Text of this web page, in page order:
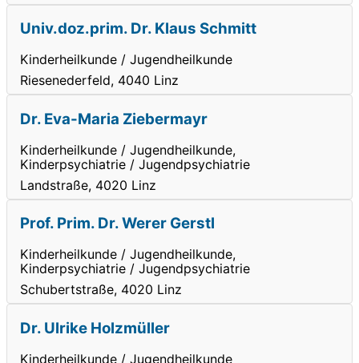
Univ.doz.prim. Dr. Klaus Schmitt
Kinderheilkunde / Jugendheilkunde
Riesenederfeld, 4040 Linz
Dr. Eva-Maria Ziebermayr
Kinderheilkunde / Jugendheilkunde,
Kinderpsychiatrie / Jugendpsychiatrie
Landstraße, 4020 Linz
Prof. Prim. Dr. Werer Gerstl
Kinderheilkunde / Jugendheilkunde,
Kinderpsychiatrie / Jugendpsychiatrie
Schubertstraße, 4020 Linz
Dr. Ulrike Holzmüller
Kinderheilkunde / Jugendheilkunde